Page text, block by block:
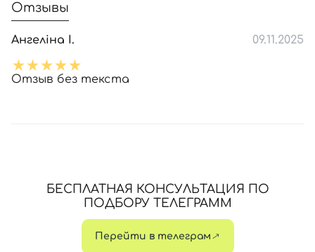
Отзывы
Ангеліна І. 09.11.2025
Отзыв без текста
БЕСПЛАТНАЯ КОНСУЛЬТАЦИЯ ПО
ПОДБОРУ ТЕЛЕГРАММ
Перейти в телеграм